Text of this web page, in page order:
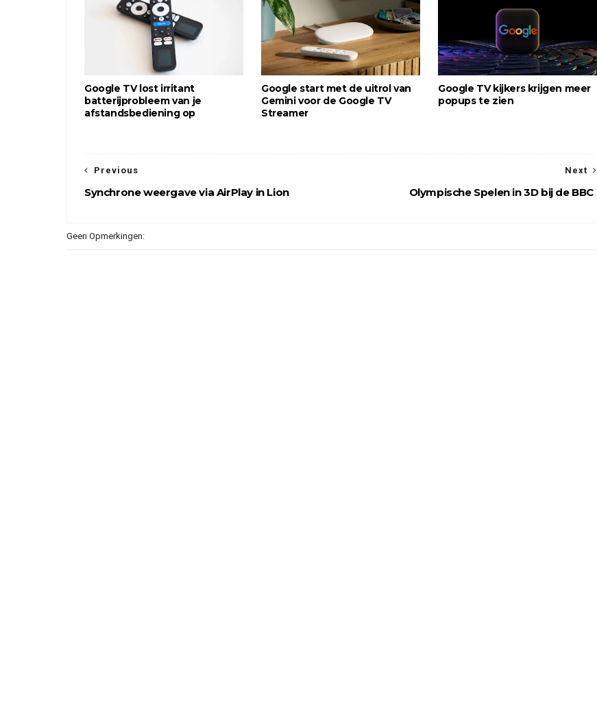
Google TV lost irritant
batterijprobleem van je
afstandsbediening op
Google start met de uitrol van
Gemini voor de Google TV
Streamer
Google TV kijkers krijgen meer
popups te zien
Next
Olympische Spelen in 3D bij de BBC
Previous
Synchrone weergave via AirPlay in Lion
Geen Opmerkingen: